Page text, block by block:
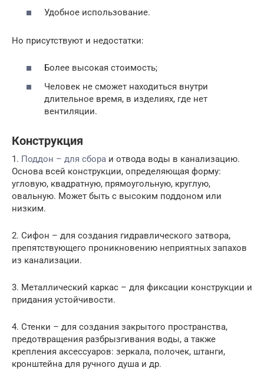
Удобное использование.
Но присутствуют и недостатки:
Более высокая стоимость;
Человек не сможет находиться внутри
длительное время, в изделиях, где нет
вентиляции.
Конструкция
1. Поддон – для сбора и отвода воды в канализацию.
Основа всей конструкции, определяющая форму:
угловую, квадратную, прямоугольную, круглую,
овальную. Может быть с высоким поддоном или
низким.
2. Сифон – для создания гидравлического затвора,
препятствующего проникновению неприятных запахов
из канализации.
3. Металлический каркас – для фиксации конструкции и
придания устойчивости.
4. Стенки – для создания закрытого пространства,
предотвращения разбрызгивания воды, а также
крепления аксессуаров: зеркала, полочек, штанги,
кронштейна для ручного душа и др.